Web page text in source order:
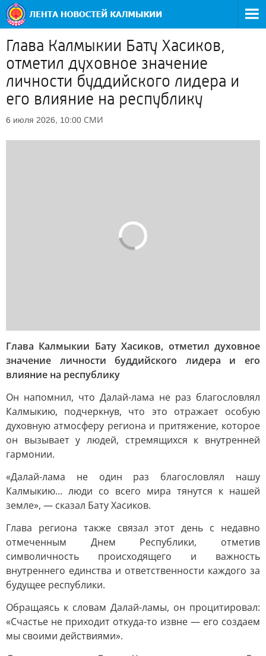
Глава Калмыкии Бату Хасиков,
отметил духовное значение
личности буддийского лидера и
его влияние на республику
6 июля 2026, 10:00 СМИ
Глава Калмыкии Бату Хасиков, отметил духовное
значение личности буддийского лидера и его
влияние на республику
Он напомнил, что Далай-лама не раз благословлял
Калмыкию, подчеркнув, что это отражает особую
духовную атмосферу региона и притяжение, которое
он вызывает у людей, стремящихся к внутренней
гармонии.
«Далай-лама не один раз благословлял нашу
Калмыкию… люди со всего мира тянутся к нашей
земле», — сказал Бату Хасиков.
Глава региона также связал этот день с недавно
отмеченным Днем Республики, отметив
символичность происходящего и важность
внутреннего единства и ответственности каждого за
будущее республики.
Обращаясь к словам Далай-ламы, он процитировал:
«Счастье не приходит откуда-то извне — его создаем
мы своими действиями».